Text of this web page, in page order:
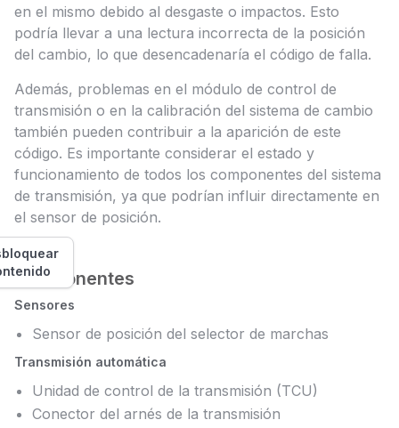
en el mismo debido al desgaste o impactos. Esto
podría llevar a una lectura incorrecta de la posición
del cambio, lo que desencadenaría el código de falla.
Además, problemas en el módulo de control de
transmisión o en la calibración del sistema de cambio
también pueden contribuir a la aparición de este
código. Es importante considerar el estado y
funcionamiento de todos los componentes del sistema
de transmisión, ya que podrían influir directamente en
el sensor de posición.
Componentes
Sensores
Sensor de posición del selector de marchas
Transmisión automática
Unidad de control de la transmisión (TCU)
Conector del arnés de la transmisión